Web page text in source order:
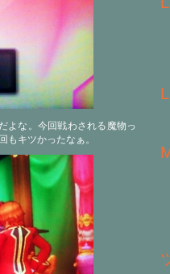
よな。今回戦わされる魔物っ
もキツかったなぁ。